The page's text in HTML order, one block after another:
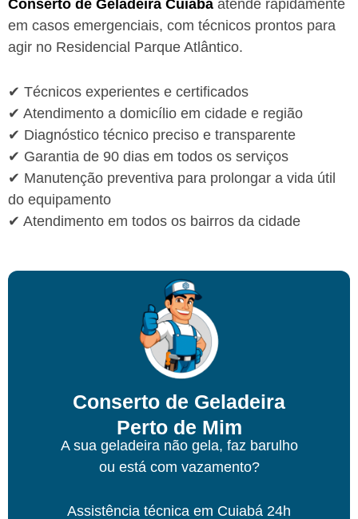
Conserto de Geladeira Cuiabá atende rapidamente
em casos emergenciais, com técnicos prontos para
agir no Residencial Parque Atlântico.
✔ Técnicos experientes e certificados
✔ Atendimento a domicílio em cidade e região
✔ Diagnóstico técnico preciso e transparente
✔ Garantia de 90 dias em todos os serviços
✔ Manutenção preventiva para prolongar a vida útil
do equipamento
✔ Atendimento em todos os bairros da cidade
Conserto de Geladeira
Perto de Mim
A sua geladeira não gela, faz barulho
ou está com vazamento?
Assistência técnica em Cuiabá 24h